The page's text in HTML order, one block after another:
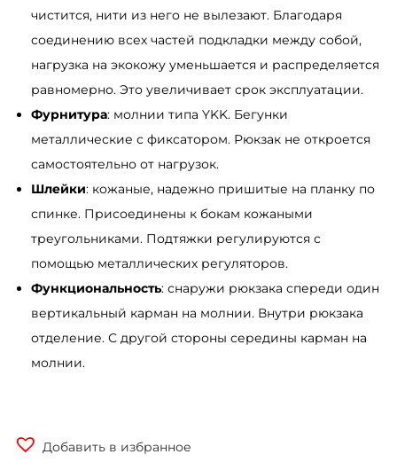
чистится, нити из него не вылезают. Благодаря
соединению всех частей подкладки между собой,
нагрузка на экокожу уменьшается и распределяется
равномерно. Это увеличивает срок эксплуатации.
Фурнитура: молнии типа YKK. Бегунки
металлические с фиксатором. Рюкзак не откроется
самостоятельно от нагрузок.
Шлейки: кожаные, надежно пришитые на планку по
спинке. Присоединены к бокам кожаными
треугольниками. Подтяжки регулируются с
помощью металлических регуляторов.
Функциональность: снаружи рюкзака спереди один
вертикальный карман на молнии. Внутри рюкзака
отделение. С другой стороны середины карман на
молнии.
Добавить в избранное